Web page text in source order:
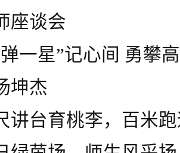
座谈会
一星”记心间 勇攀
坤杰
讲台育桃李，百米